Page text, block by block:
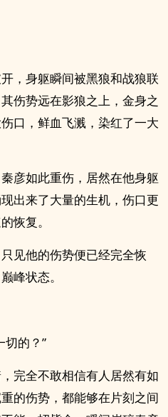
，身躯瞬间被黑狼和战狼联
伤势远在影狼之上，金身之
口，鲜血飞溅，染红了一大
彦如此重伤，居然在他身躯
出来了大量的生机，伤口更
恢复。
见他的伤势便已经完全恢
峰状态。
切的？”
完全不敢相信有人居然有如
的伤势，都能够在片刻之间